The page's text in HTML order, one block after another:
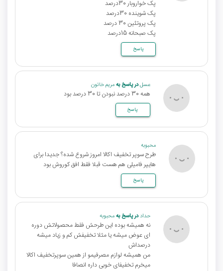
پک خواروبار 30درصد
پک شوینده 30درصد
پک پروتئین 30 درصد
پک صبحانه 15درصد
پاسخ
عسلدر پاسخ بهمریم خاتون
همه 30 درصد نبودن تا 30 درصد بود
پاسخ
محبوبه
طرح سوپر تخفیف اکالا امروز شروع شده؟ جدیدا برای
هایپر فامیلی هم هست قبلا فقط افق کوروش بود
پاسخ
حداددر پاسخ بهمحبوبه
نه همیشه بوده این طرحش فقط محصولاتش دوره
ای عوض میشه یا مثلا تخفیفش کم و زیاد میشه
درصداش
من همیشه لوازم مصرفیمو از همین سوپرتخفیف اکالا
میخرم تخفیفای خوبی داره انصافا